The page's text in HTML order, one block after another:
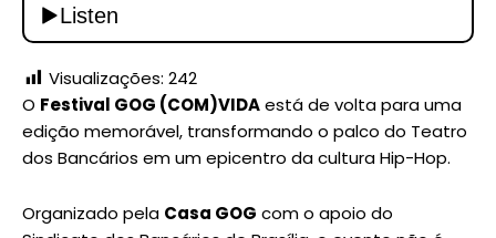
Visualizações: 242
O Festival GOG (COM)VIDAestá de volta para uma
edição memorável, transformando o palco do Teatro
dos Bancários em um epicentro da cultura Hip-Hop.
Organizado pela Casa GOG com o apoio do